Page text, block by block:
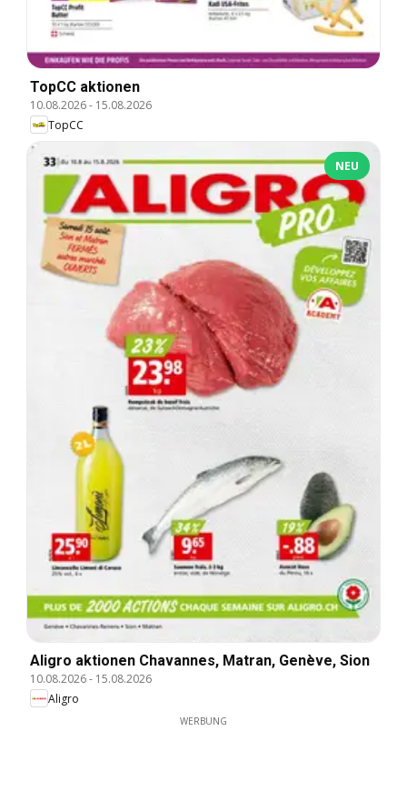
TopCC aktionen
10.08.2026- 15.08.2026
TopCC
NEU
Aligro aktionen Chavannes, Matran, Genève, Sion
10.08.2026- 15.08.2026
Aligro
WERBUNG